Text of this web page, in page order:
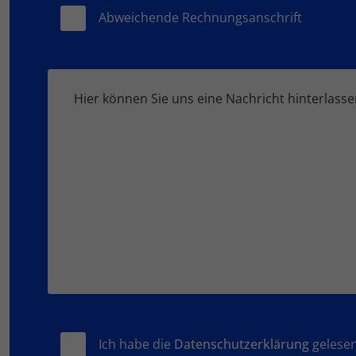
Abweichende Rechnungsanschrift
Ich habe die Datenschutzerklärung